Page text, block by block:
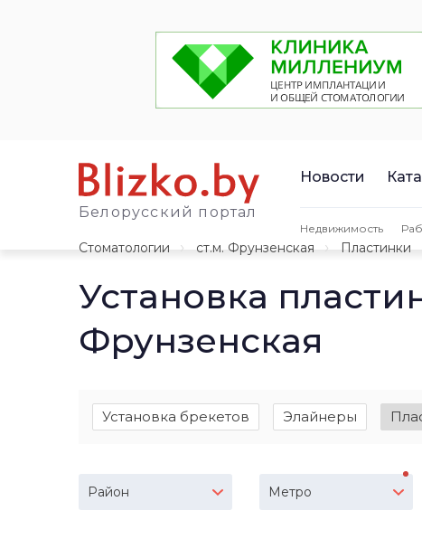
Белорусский портал
Новости
Недвижимость
Стоматологии
ст.м. Фрунзенская Пластинки
Установка
Фрунзенская
Установка брекетов Элайнеры
Район Метро